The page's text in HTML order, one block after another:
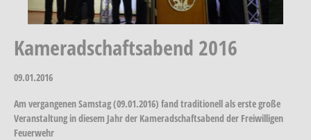
Kameradschaftsabend 2016
09.01.2016
Am vergangenen Samstag (09.01.2016) fand traditionell als erste große
Veranstaltung in diesem Jahr der Kameradschaftsabend der Freiwilligen
Feuerwehr